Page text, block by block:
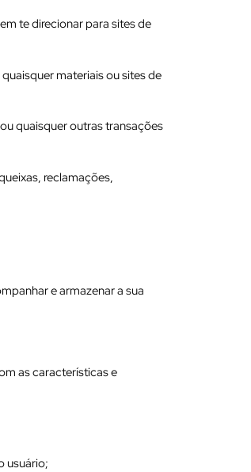
te direcionar para sites de
materiais ou sites de
quaisquer outras transações
reclamações,
e armazenar a sua
as características e
usuário;